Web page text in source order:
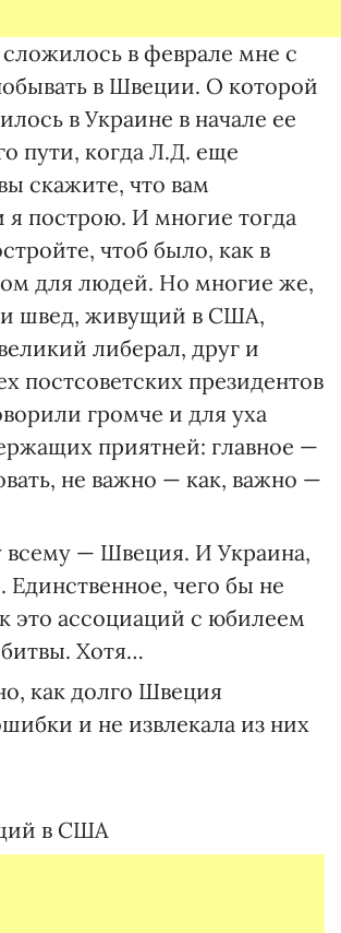
в феврале мне с
в Швеции. О которой
в Украине в начале ее
пути, когда Л.Д. еще
скажите, что вам
я построю. И многие тогда
чтоб было, как в
для людей. Но многие же,
швед, живущий в США,
либерал, друг и
постсоветских президентов
громче и для уха
приятней: главное —
не важно — как, важно —
всему — Швеция. И Украина,
Единственное, чего бы не
это ассоциаций с юбилеем
Хотя…
как долго Швеция
и не извлекала из них
в США